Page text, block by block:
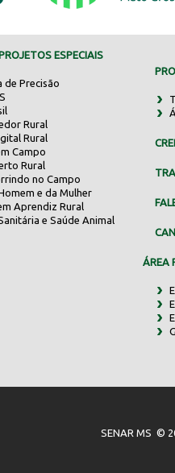
ESPECIAIS
de Precisão
Rural
Rural
Campo
Rural
no Campo
e da Mulher
Aprendiz Rural
e Saúde Animal
ÁREA
SENAR MS ©